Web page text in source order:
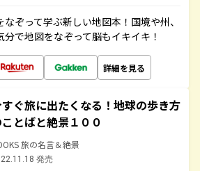
ぞって学ぶ新しい地図本！国境や州、
で地図をなぞって脳もイキイキ！
詳細を見る
ぐ旅に出たくなる！地球の歩き方
とばと絶景１００
旅の名言＆絶景
発売